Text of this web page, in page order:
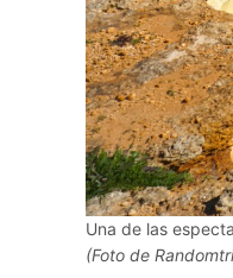
Una de las
(Foto de